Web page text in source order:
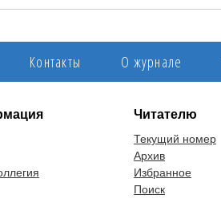
Контакты О журнале
Читателю
Текущий номер
Архив
Избранное
Поиск